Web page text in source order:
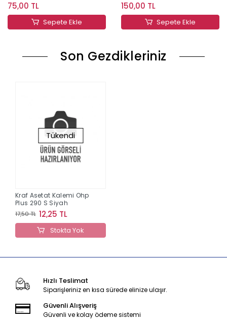
75,00 TL
Sepete Ekle
150,00 TL
Sepete Ekle
Son Gezdikleriniz
Tükendi
Kraf Asetat Kalemi Ohp
Plus 290 S Siyah
17,50 TL 12,25 TL
Stokta Yok
Hızlı Teslimat
Siparişleriniz en kısa sürede elinize ulaşır.
Güvenli Alışveriş
Güvenli ve kolay ödeme sistemi